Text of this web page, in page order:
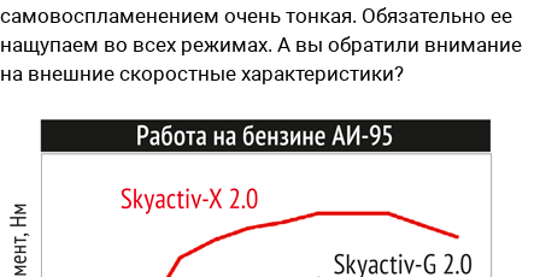
самовоспламенением очень тонкая. Обязательно ее
нащупаем во всех режимах. А вы обратили внимание
на внешние скоростные характеристики?